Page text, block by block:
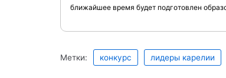
ближайшее время будет подготовлен
Метки: конкурс лидеры карелии